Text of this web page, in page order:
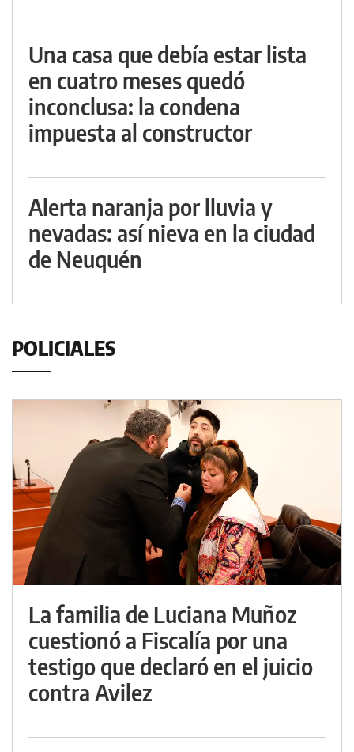
Una casa que debía estar lista
en cuatro meses quedó
inconclusa: la condena
impuesta al constructor
Alerta naranja por lluvia y
nevadas: así nieva en la ciudad
de Neuquén
POLICIALES
La familia de Luciana Muñoz
cuestionó a Fiscalía por una
testigo que declaró en el juicio
contra Avilez